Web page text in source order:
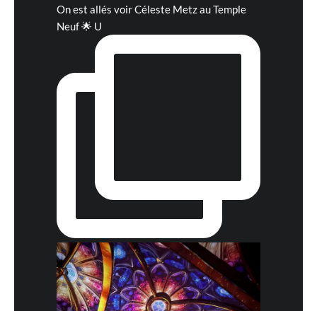
On est allés voir Céleste Metz au Temple
Neuf 🌟 U